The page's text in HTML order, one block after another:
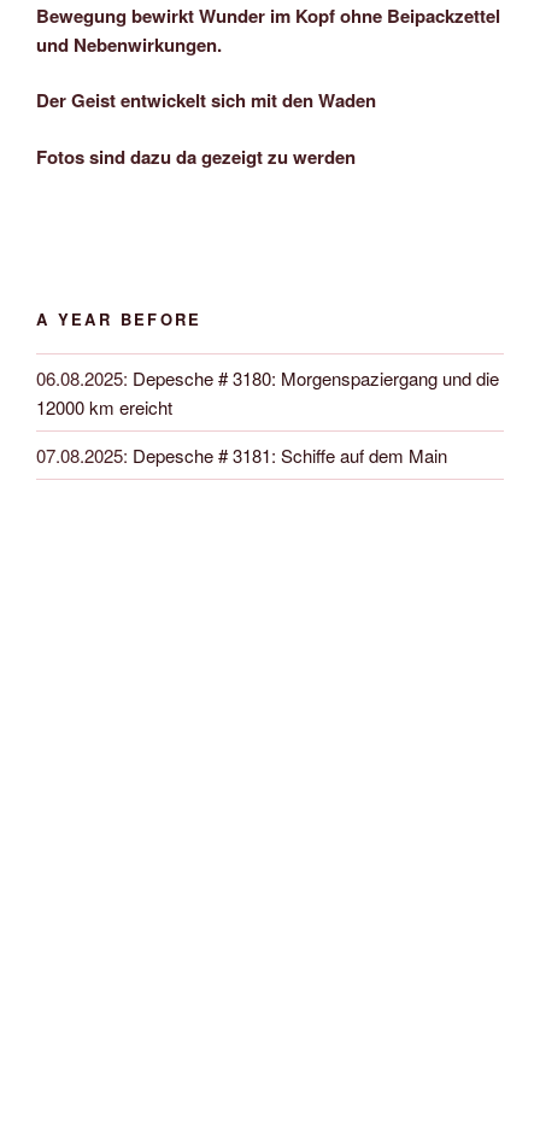
Bewegung bewirkt Wunder im Kopf ohne Beipackzettel
und Nebenwirkungen.
Der Geist entwickelt sich mit den Waden
Fotos sind dazu da gezeigt zu werden
A YEAR BEFORE
06.08.2025: Depesche # 3180: Morgenspaziergang und die
12000 km ereicht
07.08.2025: Depesche # 3181: Schiffe auf dem Main